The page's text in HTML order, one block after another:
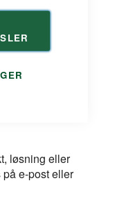
løsning eller
e-post eller